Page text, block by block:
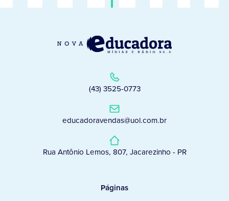
(43) 3525-0773
educadoravendas@uol.com.br
Rua Antônio Lemos, 807, Jacarezinho - PR
Páginas